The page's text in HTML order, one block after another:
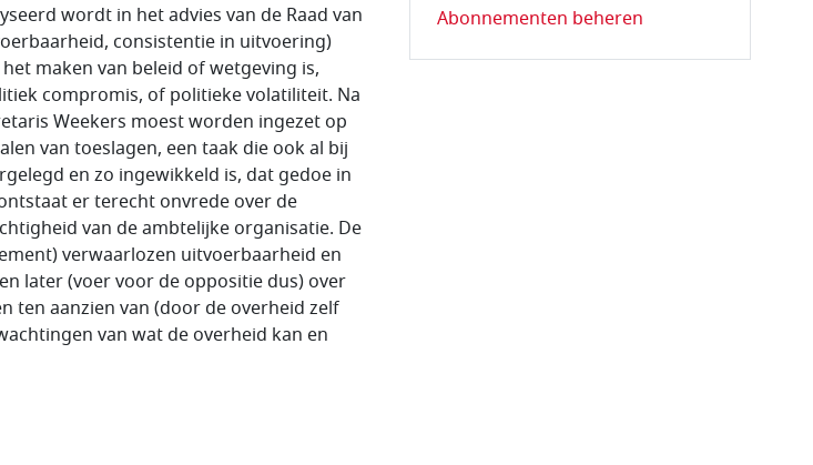
wordt in het advies van de Raad van
consistentie in uitvoering)
maken van beleid of wetgeving is,
compromis, of politieke volatiliteit. Na
Weekers moest worden ingezet op
van toeslagen, een taak die ook al bij
en zo ingewikkeld is, dat gedoe in
er terecht onvrede over de
van de ambtelijke organisatie. De
verwaarlozen uitvoerbaarheid en
later (voer voor de oppositie dus) over
ten aanzien van (door de overheid zelf
van wat de overheid kan en
Abonnementen beheren